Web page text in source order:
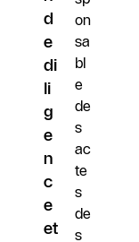
d
e
di
li
g
e
n
c
e
et
on
sa
bl
e
de
s
ac
te
s
de
s